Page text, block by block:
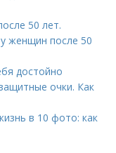
50 лет.
женщин после 50
достойно
очки. Как
в 10 фото: как